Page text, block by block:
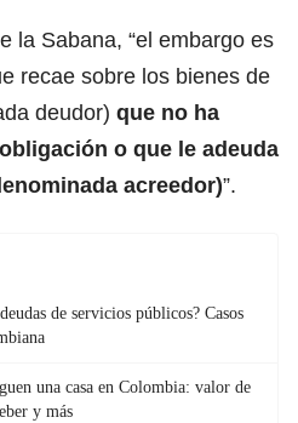
la Sabana, “el embargo es
recae sobre los bienes de
deudor) que no ha
o que le adeuda
acreedor)”.
de servicios públicos? Casos
una casa en Colombia: valor de
y más